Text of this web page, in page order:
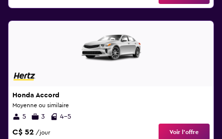
Honda Accord
Moyenne ou similaire
5 3 4-5
C$ 52 /jour Voir l’offre